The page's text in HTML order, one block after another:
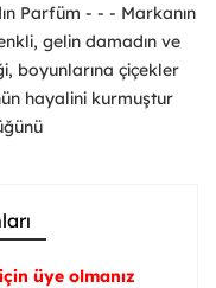
Parfüm - - - Markanın
gelin damadın ve
boyunlarına çiçekler
hayalini kurmuştur
üye olmanız